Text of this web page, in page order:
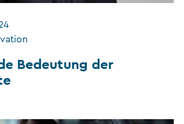
Bedeutung der